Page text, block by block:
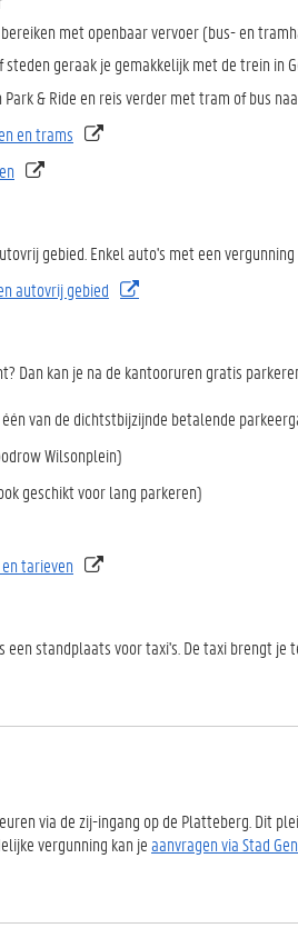
met openbaar vervoer (bus- en
geraak je gemakkelijk met de trein in
& Ride en reis verder met tram of bus
en trams
gebied. Enkel auto's met een vergunning
autovrij gebied
Dan kan je na de kantooruren gratis
van de dichtstbijzijnde betalende
Wilsonplein)
geschikt voor lang parkeren)
tarieven
een standplaats voor taxi's. De taxi brengt
via de zij-ingang op de Platteberg. Dit
vergunning kan jeaanvragen via Stad